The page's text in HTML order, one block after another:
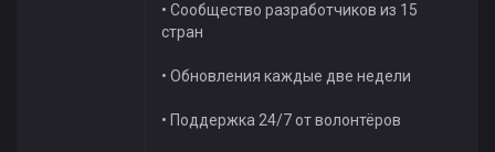
• Сообщество разработчиков из 15
стран
• Обновления каждые две недели
• Поддержка 24/7 от волонтёров